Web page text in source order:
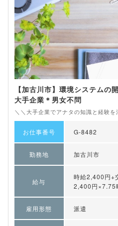
【加古川市】環境システムの
大手企業＊男女不問
＼＼大手企業でアナタの知識と経験
お仕事番号 G-8482
勤務地 加古川市
給与
時給2,400円+
2,400円×7.75
雇用形態 派遣